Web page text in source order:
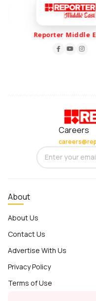
Reporter Middle
Careers
About
About Us
Contact Us
Advertise With Us
Privacy Policy
Terms of Use